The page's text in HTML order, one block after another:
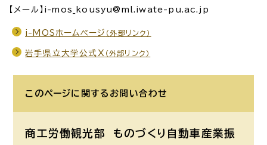
【メール】i-mos_kousyu@ml.iwate-pu.ac.jp
i-MOSホームページ （外部リンク）
岩手県立大学公式X （外部リンク）
このページに関する お問い合わせ
商工労働観光部 ものづくり自動車産業振